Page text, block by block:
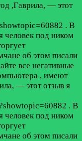
,Гаврила, — этот
. В
человек под ником
об этом писали
все негативные
, имеют
— этот отзыв я
. В
человек под ником
об этом писали